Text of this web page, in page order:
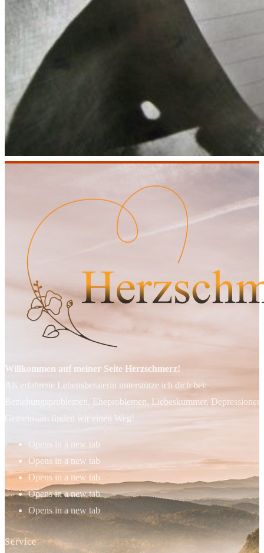
Willkommen auf meiner Seite Herzschmerz!
Als erfahrene Lebensberaterin unterstütze ich dich bei:
Beziehungsproblemen, Eheproblemen, Liebeskummer,
Gemeinsam finden wir einen Weg!
Opens in a new tab
Opens in a new tab
Opens in a new tab
Opens in a new tab
Opens in a new tab
Service